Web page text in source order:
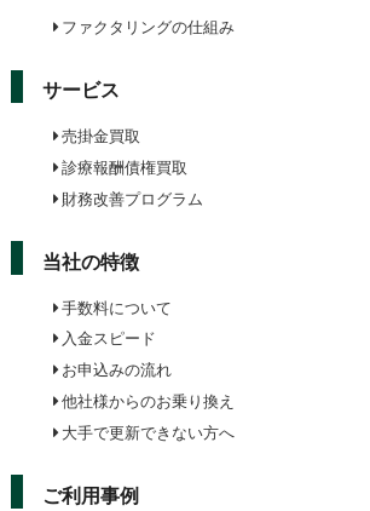
ファクタリングの仕組み
サービス
売掛金買取
診療報酬債権買取
財務改善プログラム
当社の特徴
手数料について
入金スピード
お申込みの流れ
他社様からのお乗り換え
大手で更新できない方へ
ご利用事例